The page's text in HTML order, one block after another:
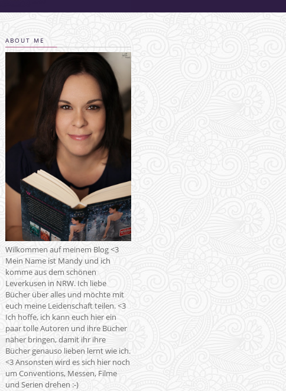
ABOUT ME
Wilkommen auf meinem Blog <3
Mein Name ist Mandy und ich
komme aus dem schönen
Leverkusen in NRW. Ich liebe
Bücher über alles und möchte mit
euch meine Leidenschaft teilen. <3
Ich hoffe, ich kann euch hier ein
paar tolle Autoren und ihre Bücher
näher bringen, damit ihr ihre
Bücher genauso lieben lernt wie ich.
<3 Ansonsten wird es sich hier noch
um Conventions, Messen, Filme
und Serien drehen :-)